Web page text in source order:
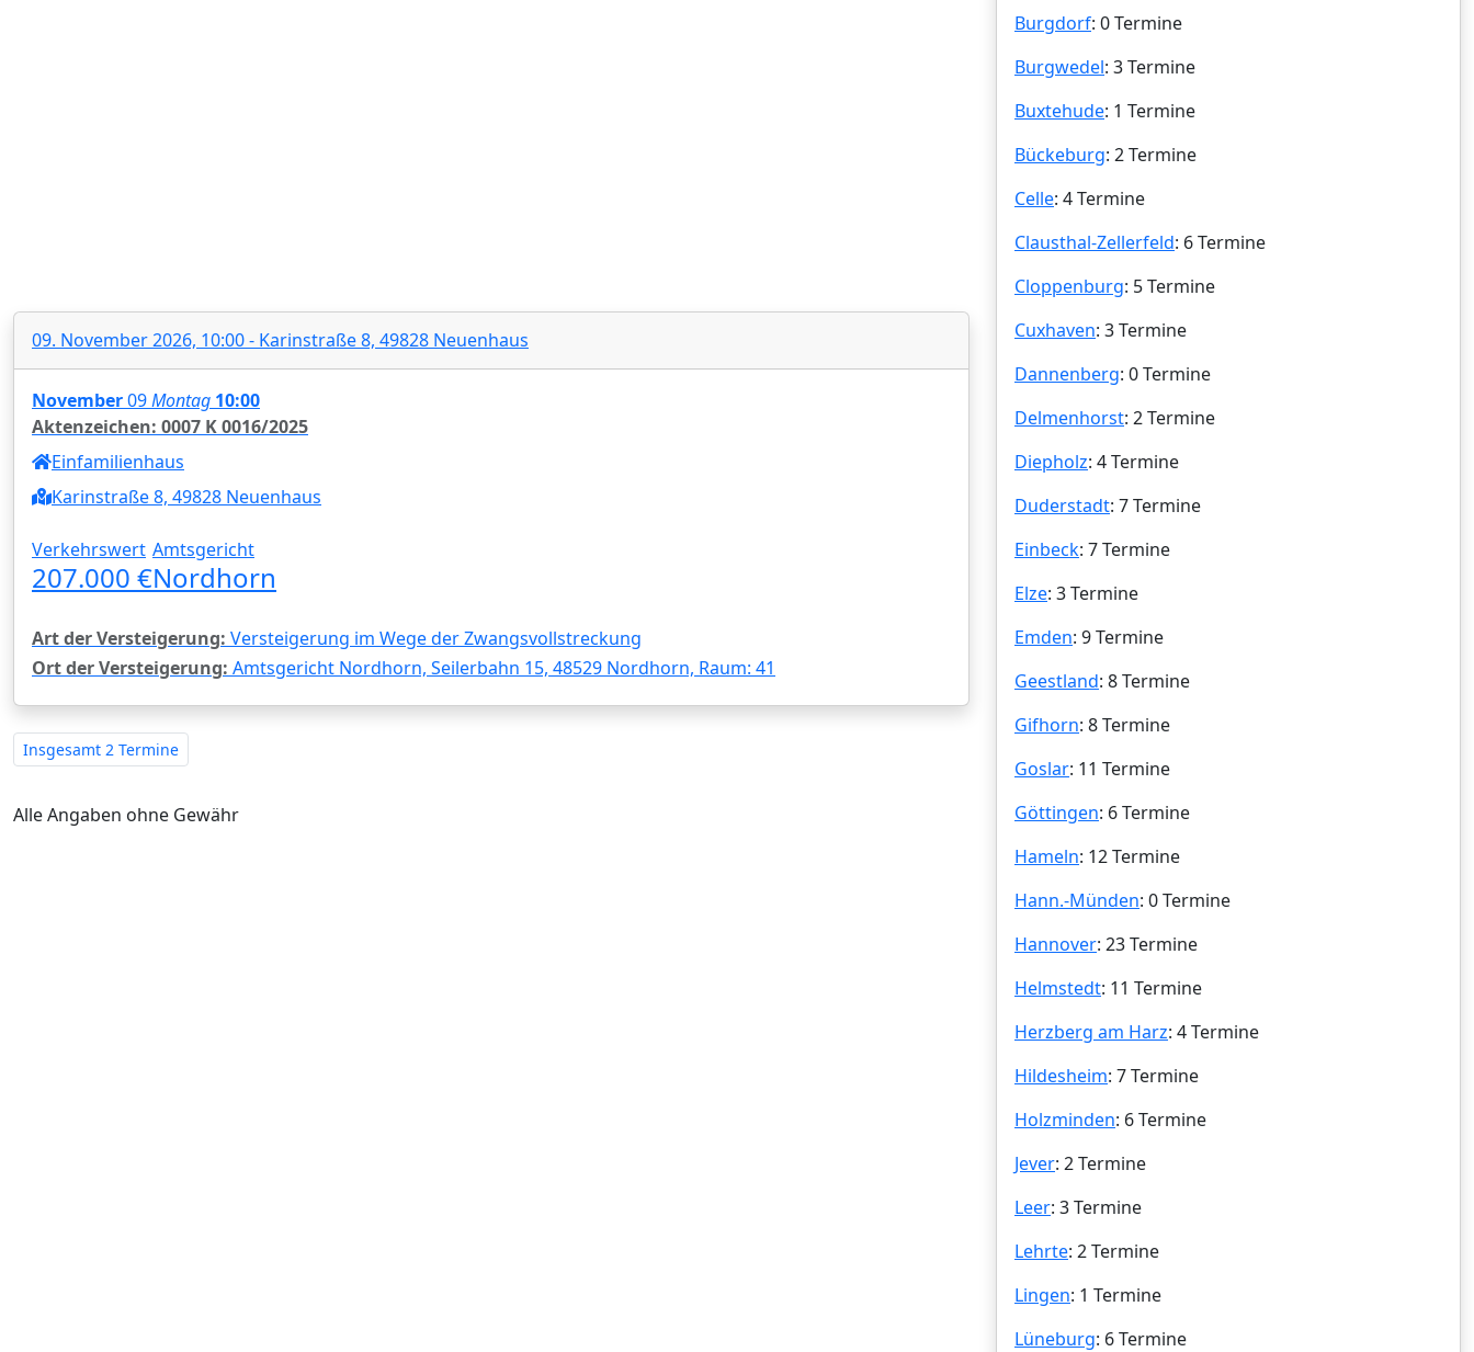
09. November 2026, 10:00 - Karinstraße 8, 49828 Neuenhaus
November09Montag 10:00
Aktenzeichen: 0007 K 0016/2025
Einfamilienhaus
Karinstraße 8, 49828 Neuenhaus
Verkehrswert
207.000 €
Amtsgericht
Nordhorn
Art der Versteigerung: Versteigerung im Wege der Zwangsvollstreckung
Ort der Versteigerung: Amtsgericht Nordhorn, Seilerbahn 15, 48529 Nordhorn, Raum: 41
Insgesamt 2 Termine
Alle Angaben ohne Gewähr
Burgdorf: 0 Termine
Burgwedel: 3 Termine
Buxtehude: 1 Termine
Bückeburg: 2 Termine
Celle: 4 Termine
Clausthal-Zellerfeld: 6 Termine
Cloppenburg: 5 Termine
Cuxhaven: 3 Termine
Dannenberg: 0 Termine
Delmenhorst: 2 Termine
Diepholz: 4 Termine
Duderstadt: 7 Termine
Einbeck: 7 Termine
Elze: 3 Termine
Emden: 9 Termine
Geestland: 8 Termine
Gifhorn: 8 Termine
Goslar: 11 Termine
Göttingen: 6 Termine
Hameln: 12 Termine
Hann.-Münden: 0 Termine
Hannover: 23 Termine
Helmstedt: 11 Termine
Herzberg am Harz: 4 Termine
Hildesheim: 7 Termine
Holzminden: 6 Termine
Jever: 2 Termine
Leer: 3 Termine
Lehrte: 2 Termine
Lingen: 1 Termine
Lüneburg: 6 Termine